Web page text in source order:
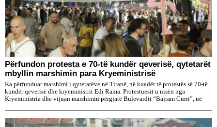
Përfundon protesta e 70-të kundër qeverisë, qytetarët
mbyllin marshimin para Kryeministrisë
Ka përfunduar marshimi i qytetarëve në Tiranë, në kuadër të protestës së 70-të
kundër qeverisë dhe kryeministrit Edi Rama. Protestuesit u nisën nga
Kryeministria dhe vijuan marshimin përgjatë Bulevardit “Bajram Curri”, në